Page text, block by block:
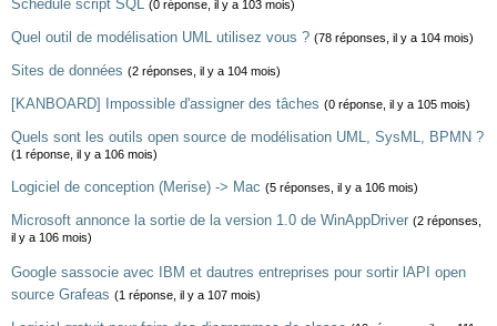
Schedule script SQL (0 réponse, il y a 103 mois)
Quel outil de modélisation UML utilisez vous ? (78 réponses, il y a 104 mois)
Sites de données (2 réponses, il y a 104 mois)
[KANBOARD] Impossible d'assigner des tâches (0 réponse, il y a 105 mois)
Quels sont les outils open source de modélisation UML, SysML, BPMN ?
(1 réponse, il y a 106 mois)
Logiciel de conception (Merise) -> Mac (5 réponses, il y a 106 mois)
Microsoft annonce la sortie de la version 1.0 de WinAppDriver (2 réponses,
il y a 106 mois)
Google sassocie avec IBM et dautres entreprises pour sortir lAPI open
source Grafeas (1 réponse, il y a 107 mois)